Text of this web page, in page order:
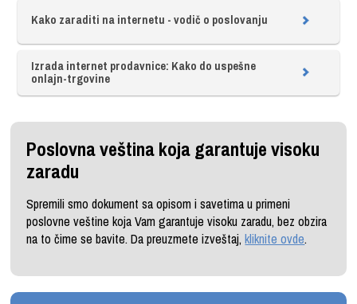
Kako zaraditi na internetu - vodič o poslovanju
Izrada internet prodavnice: Kako do uspešne
onlajn-trgovine
Poslovna veština koja garantuje visoku
zaradu
Spremili smo dokument sa opisom i savetima u primeni
poslovne veštine koja Vam garantuje visoku zaradu, bez obzira
na to čime se bavite. Da preuzmete izveštaj,kliknite ovde.